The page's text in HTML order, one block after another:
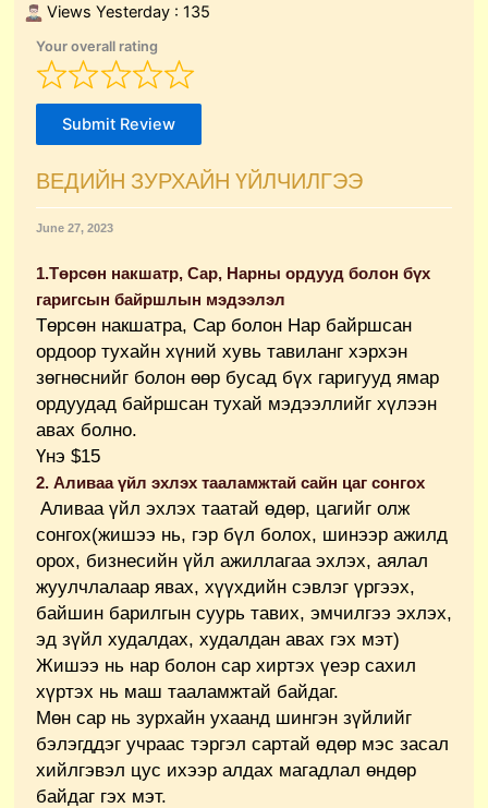
Views Yesterday : 135
Your overall rating
Submit Review
ВЕДИЙН ЗУРХАЙН ҮЙЛЧИЛГЭЭ
June 27, 2023
1.Төрсөн накшатр, Сар, Нарны ордууд болон бүх
гаригсын байршлын мэдээлэл
Төрсөн накшатра, Сар болон Нар байршсан
ордоор тухайн хүний хувь тавиланг хэрхэн
зөгнөснийг болон өөр бусад бүх гаригууд ямар
ордуудад байршсан тухай мэдээллийг хүлээн
авах болно.
Үнэ $15
2. Аливаа үйл эхлэх тааламжтай сайн цаг сонгох
Аливаа үйл эхлэх таатай өдөр, цагийг олж
сонгох(жишээ нь, гэр бүл болох, шинээр ажилд
орох, бизнесийн үйл ажиллагаа эхлэх, аялал
жуулчлалаар явах, хүүхдийн сэвлэг үргээх,
байшин барилгын суурь тавих, эмчилгээ эхлэх,
эд зүйл худалдах, худалдан авах гэх мэт)
Жишээ нь нар болон сар хиртэх үеэр сахил
хүртэх нь маш тааламжтай байдаг.
Мөн сар нь зурхайн ухаанд шингэн зүйлийг
бэлэгддэг учраас тэргэл сартай өдөр мэс засал
хийлгэвэл цус ихээр алдах магадлал өндөр
байдаг гэх мэт.